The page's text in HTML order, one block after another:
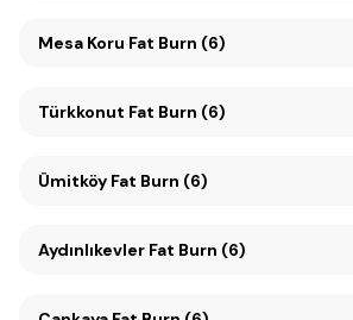
Mesa Koru Fat Burn (6)
Türkkonut Fat Burn (6)
Ümitköy Fat Burn (6)
Aydınlıkevler Fat Burn (6)